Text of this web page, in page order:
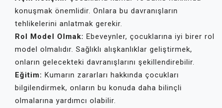
konuşmak önemlidir. Onlara bu davranışların
tehlikelerini anlatmak gerekir.
Rol Model Olmak: Ebeveynler, çocuklarına iyi birer rol
model olmalıdır. Sağlıklı alışkanlıklar geliştirmek,
onların gelecekteki davranışlarını şekillendirebilir.
Eğitim: Kumarın zararları hakkında çocukları
bilgilendirmek, onların bu konuda daha bilinçli
olmalarına yardımcı olabilir.